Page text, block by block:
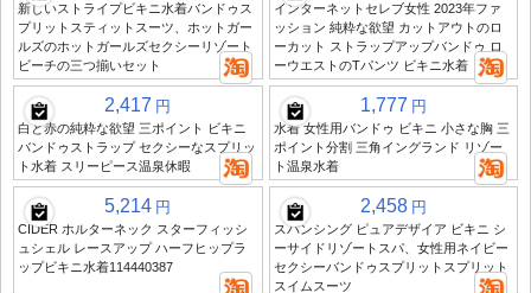
新しいストライプビキニ水着バンドゥス
プリットスティットスーツ、ホットガー
ルズのホットガールズセクシーリゾート
ビーチの三つ揃いセット
インターネットセレブ女性 2023年ファ
ッション 純粋な欲望 カットアウトのロ
ーカット ストラップアップバンドゥ ロ
ーウエストのTパンツ ビキニ水着
2,417 円
白と赤の純粋な欲望 三ポイント ビキニ
バンドゥストラップ セクシーなスプリッ
ト水着 スリーピース温泉休暇
1,777 円
水着 女性用バンドゥ ビキニ 小さな胸 三
ポイント分割 三角イングランド リゾー
ト温泉水着
5,214 円
CIDER ホルターネック スターフィッシ
ュシェル レースアップ ハーフヒップラ
ップビキニ水着114440387
2,458 円
スパンシング ピュアデザイア ビキニ シ
ーサイドリゾートスパ、女性用ネイビー
セクシーバンドゥスプリットスプリット
スイムスーツ